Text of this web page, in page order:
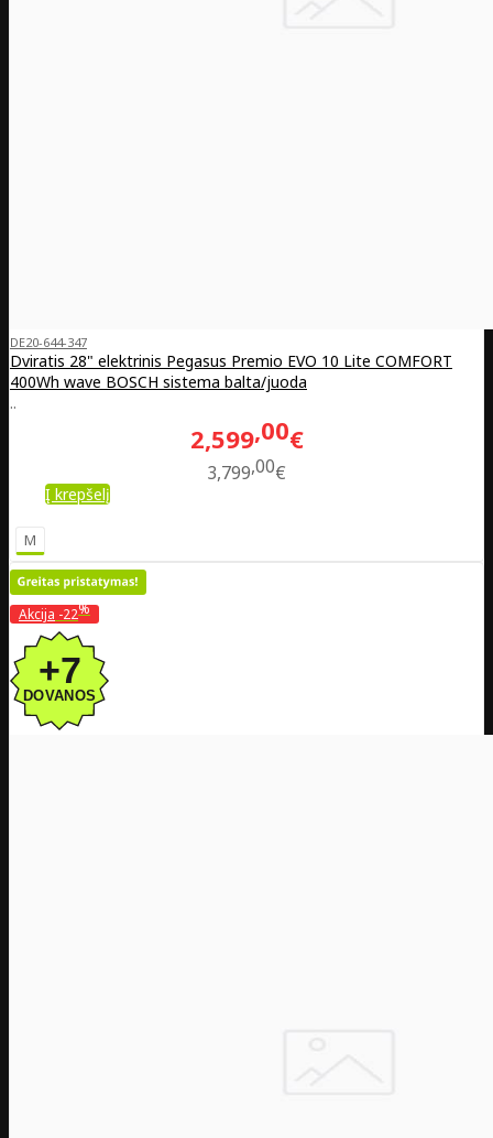
DE20-644-347
Dviratis 28" elektrinis Pegasus Premio EVO 10 Lite COMFORT
400Wh wave BOSCH sistema balta/juoda
..
2,599 00€
3,799 00€
Į krepšelį
M
Akcija -22%